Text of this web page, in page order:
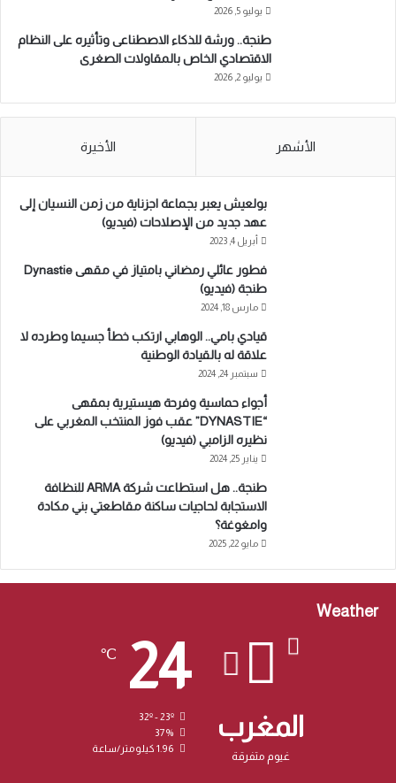
يوليو 5, 2026
طنجة.. ورشة للذكاء الاصطناعى وتأثيره على النظام
الاقتصادي الخاص بالمقاولات الصغرى
يوليو 2, 2026
الأشهر الأخيرة
بولعيش يعبر بجماعة اجزناية من زمن النسيان إلى
عهد جديد من الإصلاحات (فيديو)
أبريل 4, 2023
فطور عائلي رمضاني بامتياز في مقهى Dynastie
طنجة (فيديو)
مارس 18, 2024
قيادي بامي.. الوهابي ارتكب خطأ جسيما وطرده لا
علاقة له بالقيادة الوطنية
سبتمبر 24, 2024
أجواء حماسية وفرحة هيستيرية بمقهى
“DYNASTIE” عقب فوز المنتخب المغربي على
نظيره الزامبي (فيديو)
يناير 25, 2024
طنجة.. هل استطاعت شركة ARMA للنظافة
الاستجابة لحاجيات ساكنة مقاطعتي بني مكادة
وامغوغة؟
مايو 22, 2025
Weather
المغرب
غيوم متفرقة
24
℃
37%
1.96 كيلومتر/ساعة